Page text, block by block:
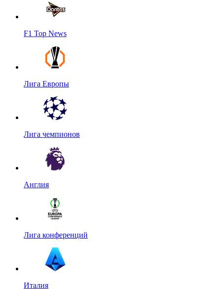
F1 Top News
Лига Европы
Лига чемпионов
Англия
Лига конференций
Италия